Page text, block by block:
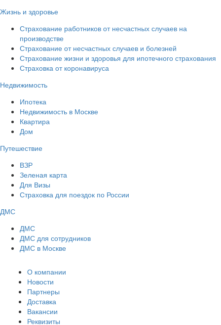
Жизнь и здоровье
Страхование работников от несчастных случаев на
производстве
Страхование от несчастных случаев и болезней
Страхование жизни и здоровья для ипотечного страхования
Страховка от коронавируса
Недвижимость
Ипотека
Недвижимость в Москве
Квартира
Дом
Путешествие
ВЗР
Зеленая карта
Для Визы
Страховка для поездок по России
ДМС
ДМС
ДМС для сотрудников
ДМС в Москве
О компании
Новости
Партнеры
Доставка
Вакансии
Реквизиты